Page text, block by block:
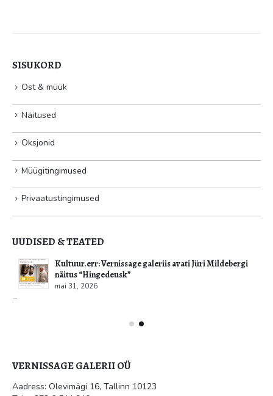
SISUKORD
Ost & müük
Näitused
Oksjonid
Müügitingimused
Privaatustingimused
UUDISED & TEATED
Kultuur.err: Vernissage galeriis avati Jüri Mildebergi
näitus “Hingedeusk”
mai 31, 2026
Tel: +372 6 544 940